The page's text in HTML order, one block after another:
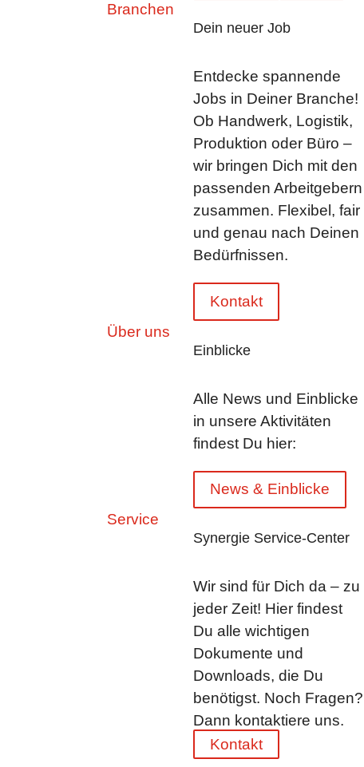
Branchen
Dein neuer Job
Entdecke spannende
Jobs in Deiner Branche!
Ob Handwerk, Logistik,
Produktion oder Büro –
wir bringen Dich mit den
passenden Arbeitgebern
zusammen. Flexibel, fair
und genau nach Deinen
Bedürfnissen.
Kontakt
Über uns
Einblicke
Alle News und Einblicke
in unsere Aktivitäten
findest Du hier:
News & Einblicke
Service
Synergie Service-Center
Wir sind für Dich da – zu
jeder Zeit! Hier findest
Du alle wichtigen
Dokumente und
Downloads, die Du
benötigst. Noch Fragen?
Dann kontaktiere uns.
Kontakt